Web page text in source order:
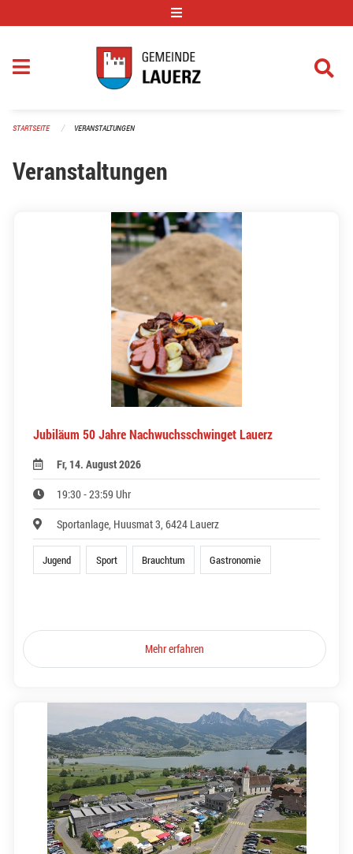
STARTSEITE VERANSTALTUNGEN
Veranstaltungen
Jubiläum 50 Jahre Nachwuchsschwinget Lauerz
Fr, 14. August 2026
19:30 - 23:59 Uhr
Sportanlage, Huusmat 3, 6424 Lauerz
Jugend Sport Brauchtum Gastronomie
Mehr erfahren